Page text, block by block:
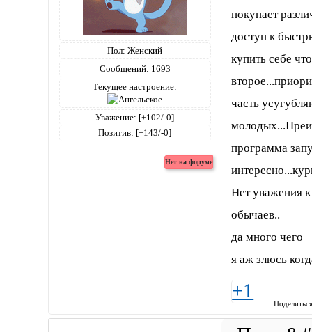
Пол: Женский
Сообщений: 1693
Текущее настроение:
Уважение: [+102/-0]
Позитив: [+143/-0]
покупает
доступ к
купить себе
часть
программа
Нет уважения
обычаев..
да много чего
я аж злюсь
+1